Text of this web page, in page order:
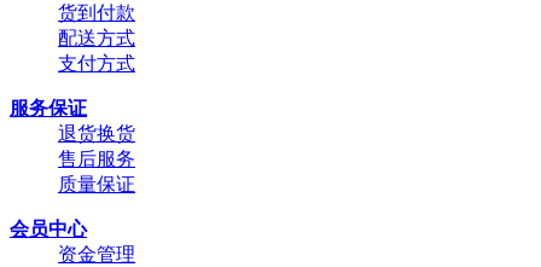
货到付款
配送方式
支付方式
服务保证
退货换货
售后服务
质量保证
会员中心
资金管理